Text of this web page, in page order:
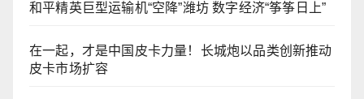
和平精英巨型运输机“空降”潍坊 数字经济“筝筝日上”
在一起，才是中国皮卡力量！长城炮以品类创新推动
皮卡市场扩容